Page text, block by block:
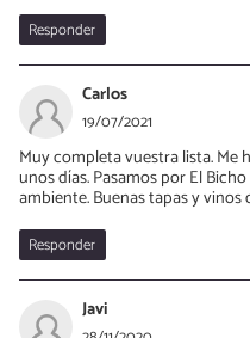
Responder
Carlos
19/07/2021
Muy completa vuestra lista.
unos días. Pasamos por El
ambiente. Buenas tapas y vinos
Responder
Javi